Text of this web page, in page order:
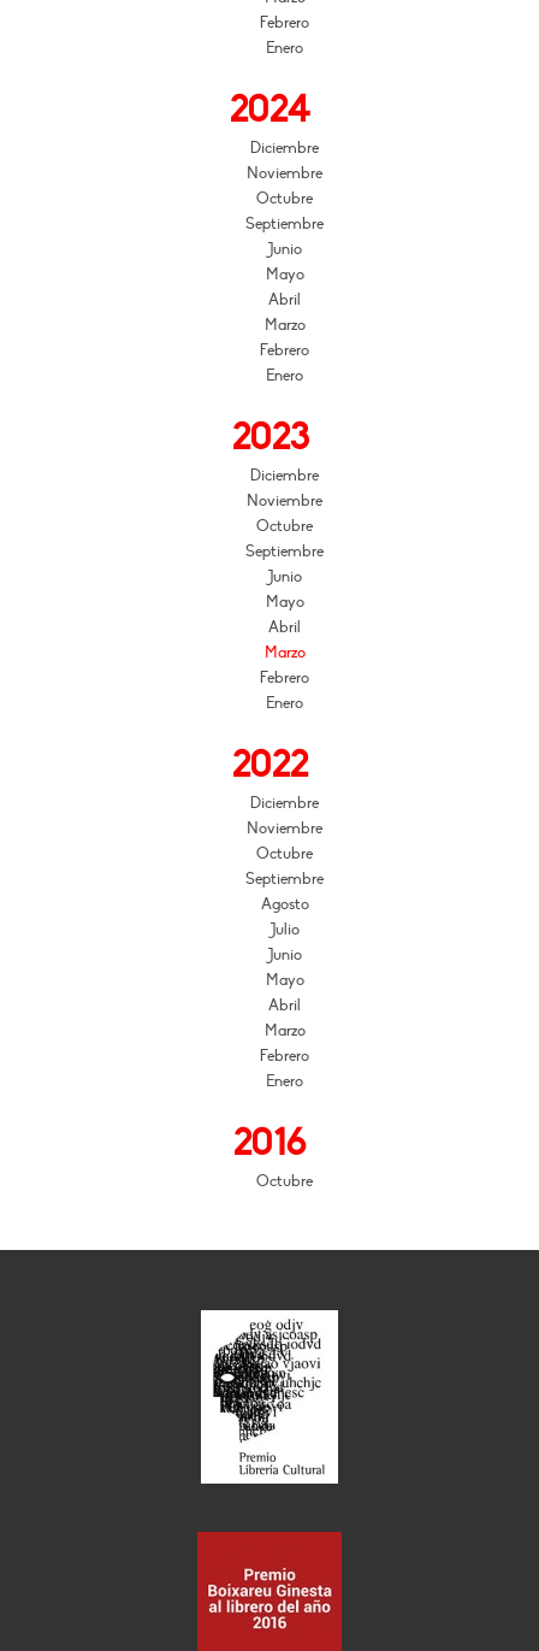
Febrero
Enero
2024
Diciembre
Noviembre
Octubre
Septiembre
Junio
Mayo
Abril
Marzo
Febrero
Enero
2023
Diciembre
Noviembre
Octubre
Septiembre
Junio
Mayo
Abril
Marzo
Febrero
Enero
2022
Diciembre
Noviembre
Octubre
Septiembre
Agosto
Julio
Junio
Mayo
Abril
Marzo
Febrero
Enero
2016
Octubre